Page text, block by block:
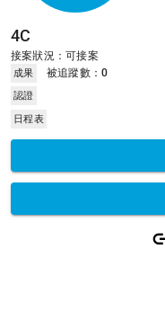
4C
接案狀況：可接案
成果 被追蹤數：0
認證
日程表